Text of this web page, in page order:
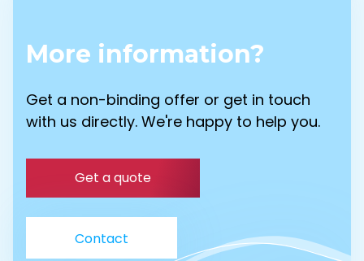
More information?
Get a non-binding offer or get in touch
with us directly. We're happy to help you.
Get a quote
Contact